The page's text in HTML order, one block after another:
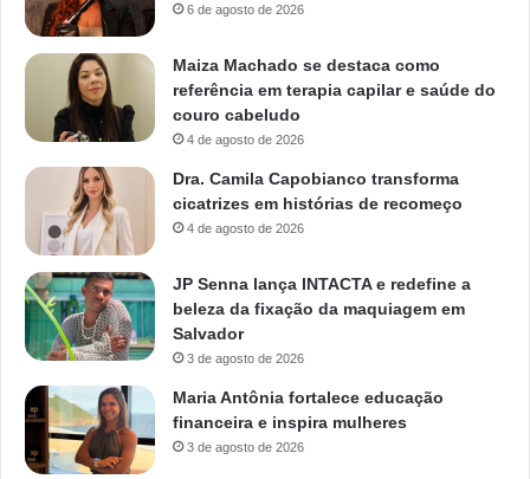
6 de agosto de 2026
Maiza Machado se destaca como
referência em terapia capilar e saúde do
couro cabeludo
4 de agosto de 2026
Dra. Camila Capobianco transforma
cicatrizes em histórias de recomeço
4 de agosto de 2026
JP Senna lança INTACTA e redefine a
beleza da fixação da maquiagem em
Salvador
3 de agosto de 2026
Maria Antônia fortalece educação
financeira e inspira mulheres
3 de agosto de 2026